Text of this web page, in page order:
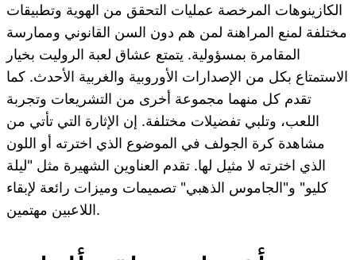
الكازينوهات المرخصة عمليات التحقق من الهوية وتطبيقات
مختلفة لمنع المراهنة لمن هم دون السن القانوني وممارسة
المقامرة بمسؤولية. يتمتع عشاق لعبة الروليت بخيار
الاستمتاع بكل من الإصدارات الأوروبية والغربية الأحدث. كما
تقدم كل منهما مجموعة أخرى من التشريعات وتجربة
اللعب، وتلبي تفضيلات مختلفة. إن الإثارة التي تأتي من
مشاهدة كرة الجولف في الموضوع الذي اخترته أو اللون
الذي اخترته لا مثيل لها. تقدم العناوين الشهيرة مثل "ليلة
كليو" و"الجاموس الذهبي" تصميمات وميزات رائعة لإبقاء
اللاعبين مهتمين.